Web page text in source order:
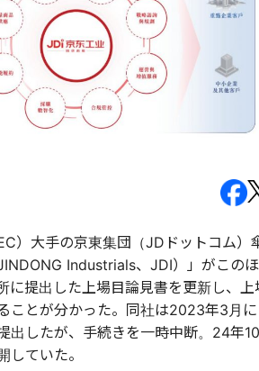
）大手の京東集団（JDドットコム）
Industrials、JDI）」がこのほ
に提出した上場目論見書を更新し、上
ことが分かった。同社は2023年3月に
出したが、手続きを一時中断。24年10
していた。